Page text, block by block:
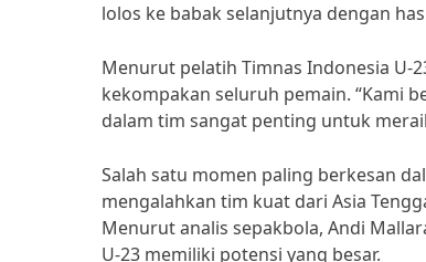
lolos ke babak selanjutnya dengan
Menurut pelatih Timnas Indonesia U-
kekompakan seluruh pemain. “Kami
dalam tim sangat penting untuk
Salah satu momen paling berkesan
mengalahkan tim kuat dari Asia
Menurut analis sepakbola, Andi
U-23 memiliki potensi yang besar.